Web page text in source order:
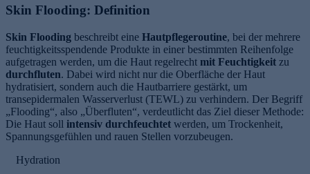
Skin Flooding: Definition
Skin Flooding beschreibt eine Hautpflegeroutine, bei der mehrere
feuchtigkeitsspendende Produkte in einer bestimmten Reihenfolge
aufgetragen werden, um die Haut regelrecht mit Feuchtigkeit zu
durchfluten. Dabei wird nicht nur die Oberfläche der Haut
hydratisiert, sondern auch die Hautbarriere gestärkt, um
transepidermalen Wasserverlust (TEWL) zu verhindern. Der Begriff
„Flooding“, also „Überfluten“, verdeutlicht das Ziel dieser Methode:
Die Haut soll intensiv durchfeuchtet werden, um Trockenheit,
Spannungsgefühlen und rauen Stellen vorzubeugen.
Hydration